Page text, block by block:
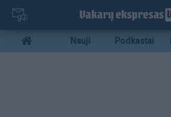
Pereiti
pagrindinį
turinį
Mobile
menu
Nauji Podkastai